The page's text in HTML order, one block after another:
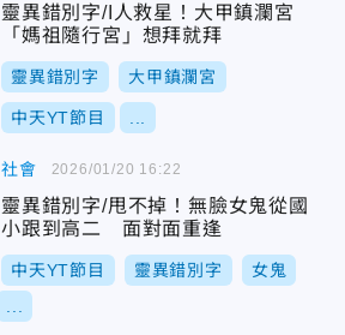
靈異錯別字/I人救星！大甲鎮瀾宮
「媽祖隨行宮」想拜就拜
靈異錯別字 大甲鎮瀾宮
中天YT節目
社會
靈異錯別字/甩不掉！無臉女鬼從國
小跟到高二 面對面重逢
中天YT節目 靈異錯別字 女鬼
2026/01/20 16:22